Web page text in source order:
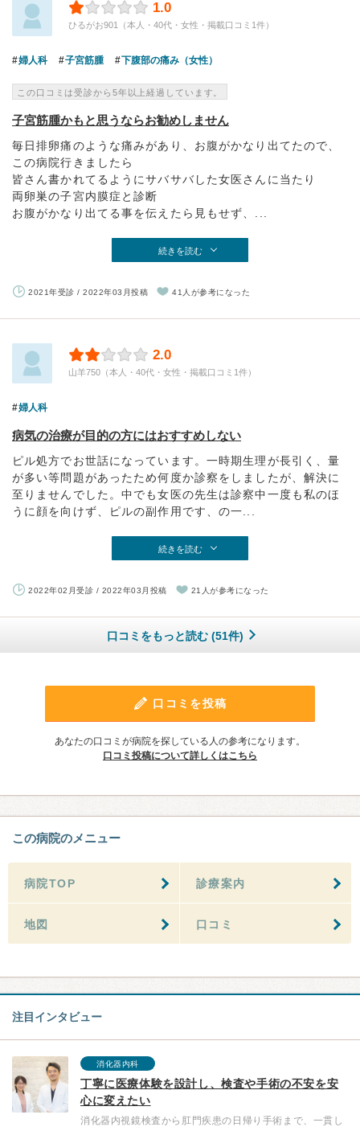
1.0
ひるがお901（本人・40代・女性・掲載口コミ1件）
婦人科 子宮筋腫 下腹部の痛み（女性）
この口コミは受診から5年以上経過しています。
子宮筋腫かもと思うならお勧めしません
毎日排卵痛のような痛みがあり、お腹がかなり出てたので、
この病院行きましたら
皆さん書かれてるようにサバサバした女医さんに当たり
両卵巣の子宮内膜症と診断
お腹がかなり出てる事を伝えたら見もせず、...
続きを読む
2021年受診 / 2022年03月投稿 41人が参考になった
2.0
山羊750（本人・40代・女性・掲載口コミ1件）
婦人科
病気の治療が目的の方にはおすすめしない
ピル処方でお世話になっています。一時期生理が長引く、量
が多い等問題があったため何度か診察をしましたが、解決に
至りませんでした。中でも女医の先生は診察中一度も私のほ
うに顔を向けず、ピルの副作用です、の一...
続きを読む
2022年02月受診 / 2022年03月投稿 21人が参考になった
口コミをもっと読む (51件)
口コミを投稿
あなたの口コミが病院を探している人の参考になります。
口コミ投稿について詳しくはこちら
この病院のメニュー
病院TOP 診療案内
地図 口コミ
注目インタビュー
消化器内科
丁寧に医療体験を設計し、検査や手術の不安を安
心に変えたい
消化器内視鏡検査から肛門疾患の日帰り手術まで、一貫し